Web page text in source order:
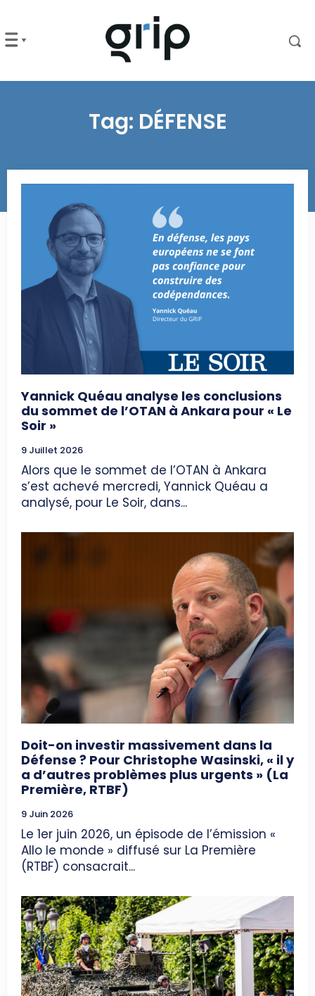
Tag: DÉFENSE
Yannick Quéau analyse les conclusions
du sommet de l’OTAN à Ankara pour « Le
Soir »
9 Juillet 2026
Alors que le sommet de l’OTAN à Ankara
s’est achevé mercredi, Yannick Quéau a
analysé, pour Le Soir, dans...
Doit-on investir massivement dans la
Défense ? Pour Christophe Wasinski, « il y
a d’autres problèmes plus urgents » (La
Première, RTBF)
9 Juin 2026
Le 1er juin 2026, un épisode de l’émission «
Allo le monde » diffusé sur La Première
(RTBF) consacrait...